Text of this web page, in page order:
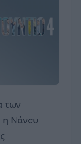
των
η Νάνσυ